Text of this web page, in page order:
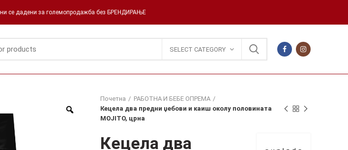
се дадени за големопродажба без БРЕНДИРАЊЕ
SELECT CATEGORY
Почетна
РАБОТНА И БЕБЕ ОПРЕМА
Кецела два предни џебови и каиш околу половината
MOJITO, црна
Кецела два